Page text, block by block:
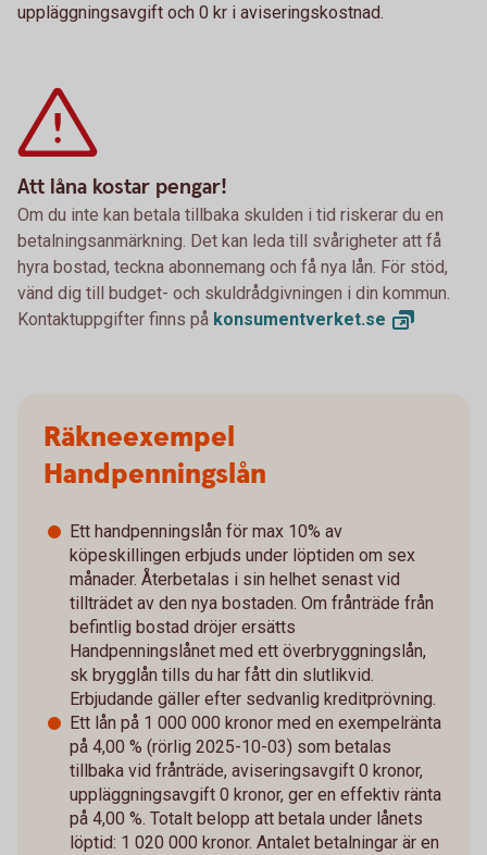
uppläggningsavgift och 0 kr i aviseringskostnad.
Att låna kostar pengar!
Om du inte kan betala tillbaka skulden i tid riskerar du en
betalningsanmärkning. Det kan leda till svårigheter att få
hyra bostad, teckna abonnemang och få nya lån. För stöd,
vänd dig till budget- och skuldrådgivningen i din kommun.
Kontaktuppgifter finns på konsumentverket.se
Räkneexempel
Handpenningslån
Ett handpenningslån för max 10% av
köpeskillingen erbjuds under löptiden om sex
månader. Återbetalas i sin helhet senast vid
tillträdet av den nya bostaden. Om frånträde från
befintlig bostad dröjer ersätts
Handpenningslånet med ett överbryggningslån,
sk brygglån tills du har fått din slutlikvid.
Erbjudande gäller efter sedvanlig kreditprövning.
Ett lån på 1 000 000 kronor med en exempelränta
på 4,00 % (rörlig 2025-10-03) som betalas
tillbaka vid frånträde, aviseringsavgift 0 kronor,
uppläggningsavgift 0 kronor, ger en effektiv ränta
på 4,00 %. Totalt belopp att betala under lånets
löptid: 1 020 000 kronor. Antalet betalningar är en